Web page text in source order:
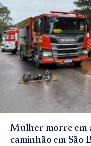
Mulher morre em
caminhão em São